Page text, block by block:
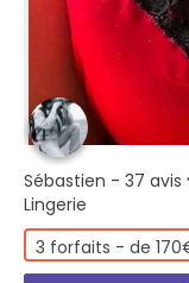
Sébastien - 37 avis
Lingerie
3 forfaits - de